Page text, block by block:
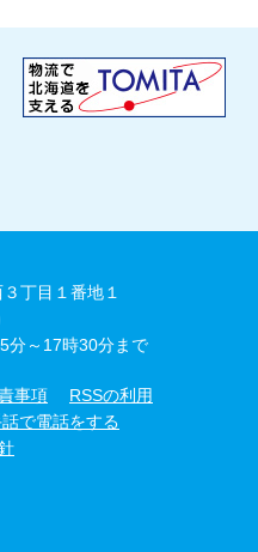
丁目１番地１
～17時30分まで
事項
RSSの利用
で電話をする